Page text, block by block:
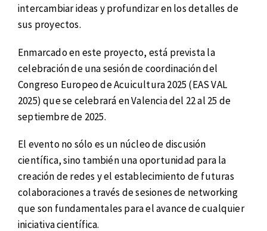
intercambiar ideas y profundizar en los detalles de
sus proyectos.
Enmarcado en este proyecto, está prevista la
celebración de una sesión de coordinación del
Congreso Europeo de Acuicultura 2025 (EAS VAL
2025) que se celebrará en Valencia del 22 al 25 de
septiembre de 2025.
El evento no sólo es un núcleo de discusión
científica, sino también una oportunidad para la
creación de redes y el establecimiento de futuras
colaboraciones a través de sesiones de networking
que son fundamentales para el avance de cualquier
iniciativa científica.